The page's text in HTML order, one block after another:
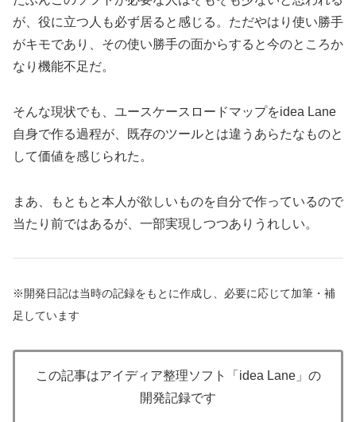
が、役に立つ人も必ず居ると感じる。ただやはり使い勝手
がキモであり、その使い勝手の面からすると今のところか
なり機能不足だ。
そんな現状でも、ユースケースロードマップをidea Lane
自身で作る過程が、既存のツールとは違うあらたなものと
して価値を感じられた。
まあ、もともと本人が欲しいものを自分で作っているので
当たり前ではあるが、一部実現しつつありうれしい。
※開発日記は当時の記録をもとに作成し、必要に応じて加筆・補
足しています
この記事はアイディア整理ソフト「idea Lane」の
開発記録です